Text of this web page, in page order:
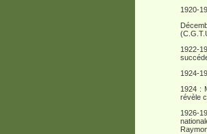
1920-
1922-
1924-
1924 :
révèle
1926-